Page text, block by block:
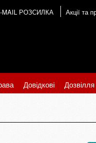
MAIL РОЗСИЛКА Акції та
Довідкові Дозвілля